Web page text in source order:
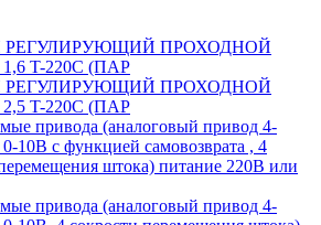
ПРОХОДНОЙ
T-220C (ПАР
ПРОХОДНОЙ
T-220C (ПАР
привода (аналоговый привод 4-
10В с функцией самовозврата , 4
штока) питание 220В или
привода (аналоговый привод 4-